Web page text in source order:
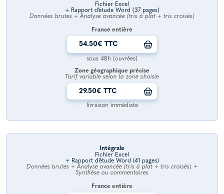
Fichier Excel
+ Rapport d’étude Word (37 pages)
Données brutes + Analyse avancée (tris à plat + tris croisés)
France entière
54.50€ TTC
sous 48h (ouvrées)
Zone géographique précise
Tarif variable selon la zone choisie
29.50€ TTC
livraison immédiate
Intégrale
Fichier Excel
+ Rapport d’étude Word (41 pages)
Données brutes + Analyse avancée (tris à plat + tris croisés) +
Synthèse ou commentaires
France entière